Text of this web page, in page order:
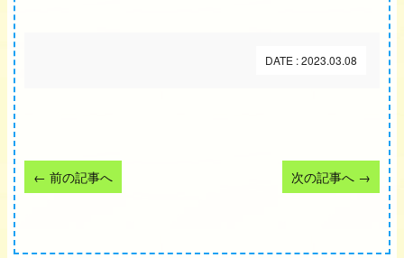
DATE : 2023.03.08
← 前の記事へ 次の記事へ →